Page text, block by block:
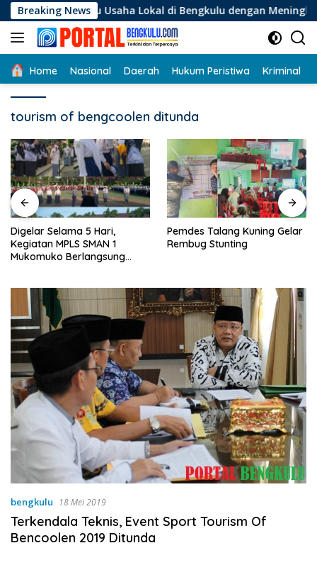
Langsung
ke
konten
Breaking News
Usaha Lokal di Bengkulu dengan Meningkatkan Ruang
Home Nasional Daerah Hukum Peristiwa Kriminal
tourism of bengcoolen ditunda
Digelar Selama 5 Hari,
Kegiatan MPLS SMAN 1
Mukomuko Berlangsung
Pemdes Talang Kuning Gelar
Rembug Stunting
bengkulu 18 Mei 2019
Terkendala Teknis, Event Sport Tourism Of
Bencoolen 2019 Ditunda